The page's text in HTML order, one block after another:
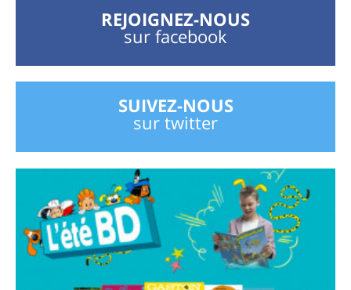
REJOIGNEZ-NOUS
sur facebook
SUIVEZ-NOUS
sur twitter